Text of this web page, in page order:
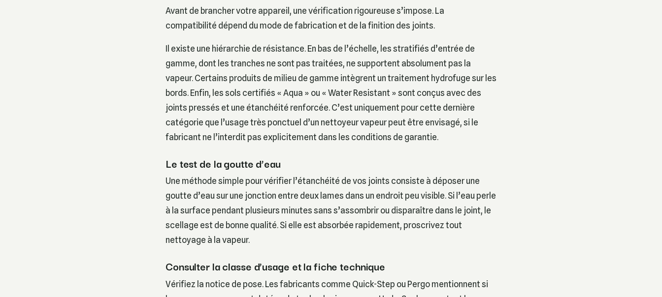
Avant de brancher votre appareil, une vérification rigoureuse s’impose. La
compatibilité dépend du mode de fabrication et de la finition des joints.
Il existe une hiérarchie de résistance. En bas de l’échelle, les stratifiés d’entrée de
gamme, dont les tranches ne sont pas traitées, ne supportent absolument pas la
vapeur. Certains produits de milieu de gamme intègrent un traitement hydrofuge sur les
bords. Enfin, les sols certifiés « Aqua » ou « Water Resistant » sont conçus avec des
joints pressés et une étanchéité renforcée. C’est uniquement pour cette dernière
catégorie que l’usage très ponctuel d’un nettoyeur vapeur peut être envisagé, si le
fabricant ne l’interdit pas explicitement dans les conditions de garantie.
Le test de la goutte d’eau
Une méthode simple pour vérifier l’étanchéité de vos joints consiste à déposer une
goutte d’eau sur une jonction entre deux lames dans un endroit peu visible. Si l’eau perle
à la surface pendant plusieurs minutes sans s’assombrir ou disparaître dans le joint, le
scellage est de bonne qualité. Si elle est absorbée rapidement, proscrivez tout
nettoyage à la vapeur.
Consulter la classe d’usage et la fiche technique
Vérifiez la notice de pose. Les fabricants comme Quick-Step ou Pergo mentionnent si